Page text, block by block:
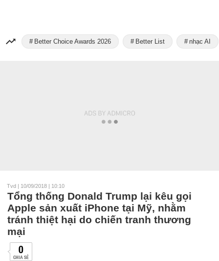
Better Choice Awards 2026 Better List nhạc AI
Tvd | 10/09/2018 | 10:10
Tổng thống Donald Trump lại kêu gọi
Apple sản xuất iPhone tại Mỹ, nhằm
tránh thiệt hại do chiến tranh thương
mại
0
CHIA SẺ